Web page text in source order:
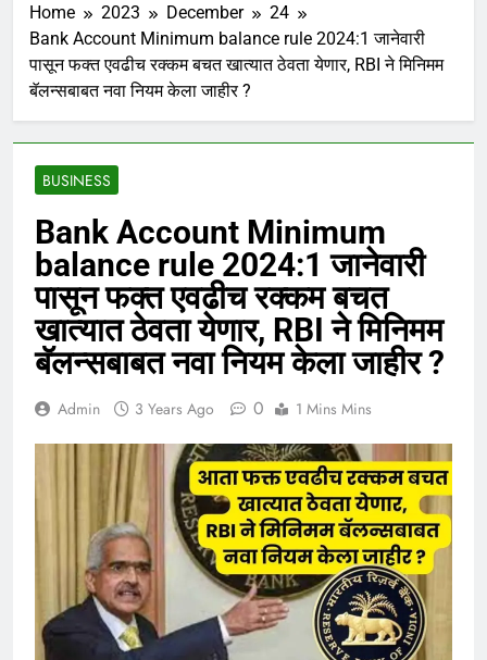
Home 2023 December
24
Bank Account Minimum balance rule 2024:1 जानेवारी
पासून फक्त एवढीच रक्कम बचत खात्यात ठेवता येणार, RBI ने मिनिमम
बॅलन्सबाबत नवा नियम केला जाहीर ?
BUSINESS
Bank Account Minimum
balance rule 2024:1 जानेवारी
पासून फक्त एवढीच रक्कम बचत
खात्यात ठेवता येणार, RBI ने मिनिमम
बॅलन्सबाबत नवा नियम केला जाहीर ?
Admin 3 Years Ago 0 1 Mins Mins